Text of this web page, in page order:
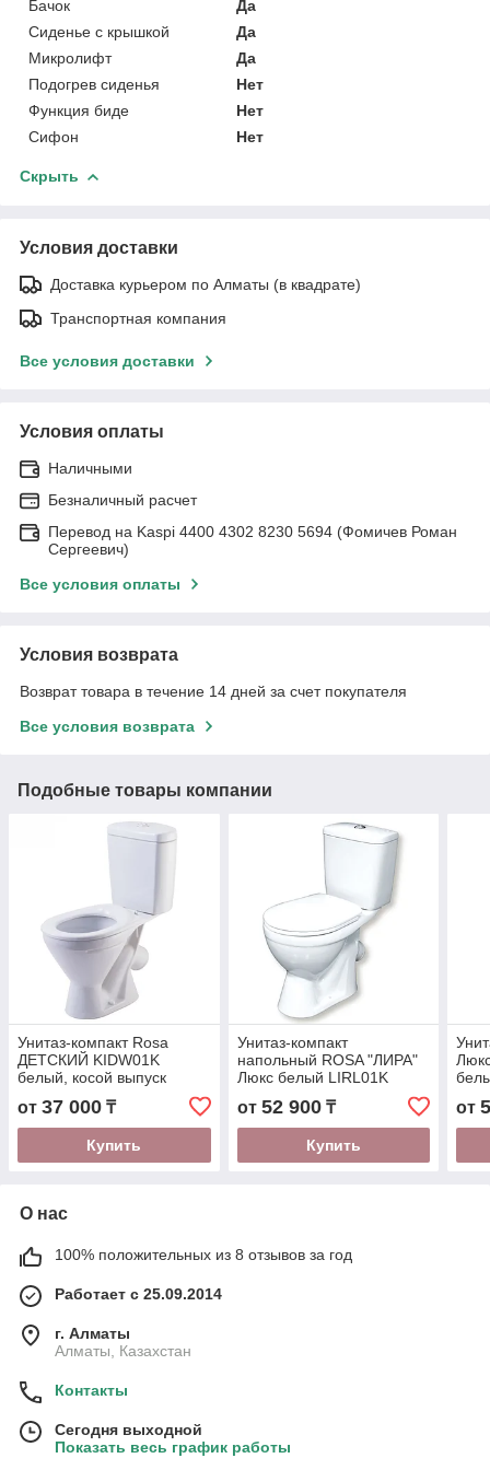
Бачок
Да
Сиденье с крышкой
Да
Микролифт
Да
Подогрев сиденья
Нет
Функция биде
Нет
Сифон
Нет
Скрыть
Условия доставки
Доставка курьером по Алматы (в квадрате)
Транспортная компания
Все условия доставки
Условия оплаты
Наличными
Безналичный расчет
Перевод на Kaspi 4400 4302 8230 5694 (Фомичев Роман
Сергеевич)
Все условия оплаты
Условия возврата
Возврат товара в течение 14 дней за счет покупателя
Все условия возврата
Подобные товары компании
Унитаз-компакт Rosa
ДЕТСКИЙ KIDW01K
белый, косой выпуск
от 37 000 ₸
Купить
Унитаз-компакт
напольный ROSA "ЛИРА"
Люкс белый LIRL01K
от 52 900₸
Купить
от
О нас
100% положительных из 8 отзывов за год
Работает с 25.09.2014
г. Алматы
Алматы, Казахстан
Контакты
Сегодня выходной
Показать весь график работы